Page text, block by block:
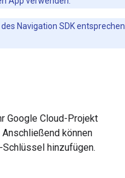
Navigation SDK entsprechen
Google Cloud-Projekt
können
hinzufügen.